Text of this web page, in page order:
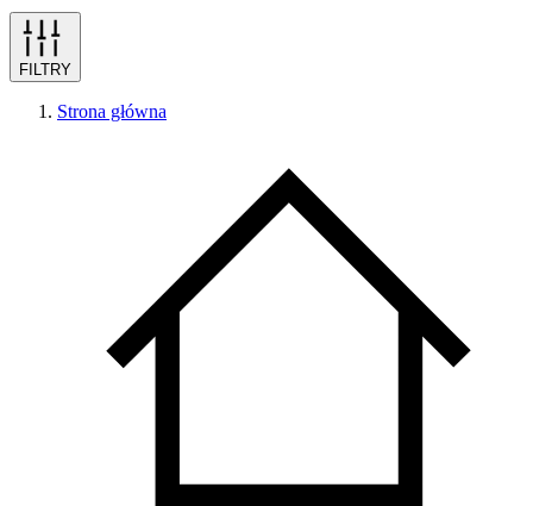
FILTRY
Strona główna